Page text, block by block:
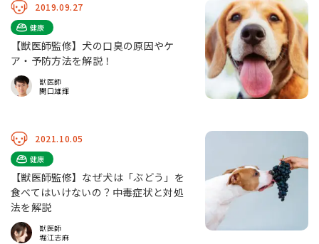
2019.09.27
健康
【獣医師監修】犬の口臭の原因やケ
ア・予防方法を解説！
獣医師
関口雄輝
2021.10.05
健康
【獣医師監修】なぜ犬は「ぶどう」を
食べてはいけないの？中毒症状と対処
法を解説
獣医師
堀江志麻